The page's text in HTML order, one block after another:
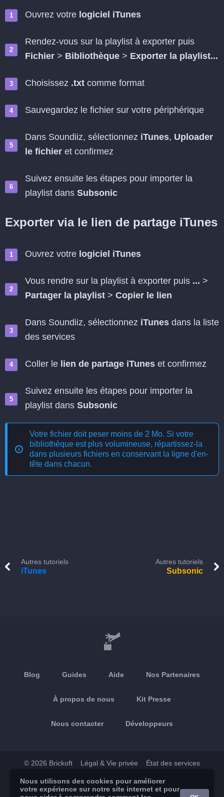
Ouvrez votre logiciel iTunes
Rendez-vous sur la playlist à exporter puis
Fichier > Bibliothèque > Exporter la playlist...
Choisissez .txt comme format
Sauvegardez le fichier sur votre périphérique
Dans Soundiiz, sélectionnez iTunes, Uploader
le fichier et confirmez
Suivez ensuite les étapes pour importer la
playlist dans Subsonic
Exporter via le lien de partage iTunes
Ouvrez votre logiciel iTunes
Vous rendre sur la playlist à exporter puis ... >
Partager la playlist > Copier le lien
Dans Soundiiz, sélectionnez iTunes dans la liste
des services
Coller le lien de partage iTunes et confirmez
Suivez ensuite les étapes pour importer la
playlist dans Subsonic
Votre fichier doit peser moins de 2 Mo. Si votre
bibliothèque est plus volumineuse, répartissez-la
dans plusieurs fichiers en conservant la ligne d'en-
tête dans chacun.
Autres tutoriels
iTunes
Autres tutoriels
Subsonic
Blog Guides Aide Nos Partenaires
À propos de nous Kit Presse
Nous contacter Développeurs
© 2026 Brickoft Légal & Vie privée État des services
App Store Google Play
Nous utilisons des cookies pour améliorer
votre expérience sur notre site internet et pour